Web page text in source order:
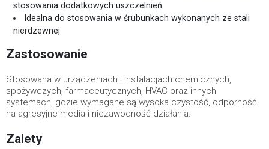
stosowania dodatkowych uszczelnień
Idealna do stosowania w śrubunkach wykonanych ze stali
nierdzewnej
Zastosowanie
Stosowana w urządzeniach i instalacjach chemicznych,
spożywczych, farmaceutycznych, HVAC oraz innych
systemach, gdzie wymagane są wysoka czystość, odporność
na agresyjne media i niezawodność działania.
Zalety